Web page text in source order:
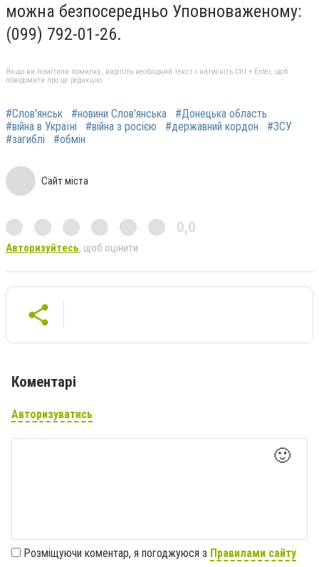
можна безпосередньо Уповноваженому:
(099) 792-01-26.
Якщо ви помітили помилку, виділіть необхідний текст і натисніть Ctrl + Enter, щоб
повідомити про це редакцію
#Слов'янськ #новини Слов'янська
#Донецька область
#війна в Україні
#війна з росією #державний кордон
#ЗСУ
#загиблі
#обмін
Сайт міста
0,0
Авторизуйтесь, щоб оцінити
Коментарі
Авторизуватись
🙂
Розміщуючи коментар, я погоджуюся з Правилами сайту